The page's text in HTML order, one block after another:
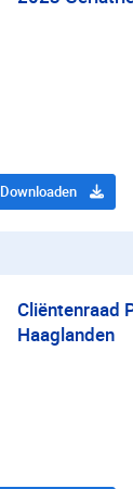
Downloaden
Cliëntenraad
Haaglanden